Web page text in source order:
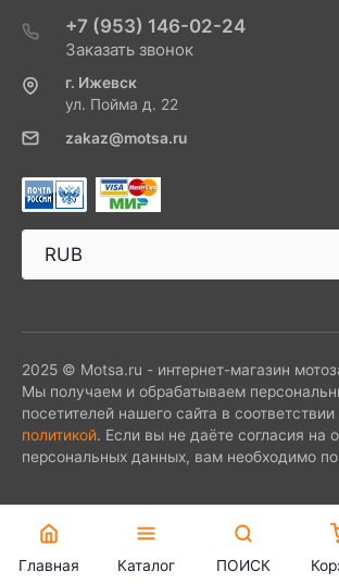
+7 (953) 146-02-24
Заказать звонок
г. Ижевск
ул. Пойма д. 22
zakaz@motsa.ru
2025 © Motsa.ru - интернет-магазин
Мы получаем и обрабатываем
посетителей нашего сайта в соответствии
политикой. Если вы не даёте согласия на
персональных данных, вам необходимо
Главная Каталог ПОИСК